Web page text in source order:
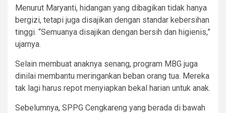
Menurut Maryanti, hidangan yang dibagikan tidak hanya
bergizi, tetapi juga disajikan dengan standar kebersihan
tinggi. “Semuanya disajikan dengan bersih dan higienis,”
ujarnya.
Selain membuat anaknya senang, program MBG juga
dinilai membantu meringankan beban orang tua. Mereka
tak lagi harus repot menyiapkan bekal harian untuk anak.
Sebelumnya, SPPG Cengkareng yang berada di bawah